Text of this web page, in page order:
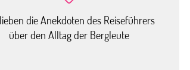
die Anekdoten des Reiseführers
über den Alltag der Bergleute